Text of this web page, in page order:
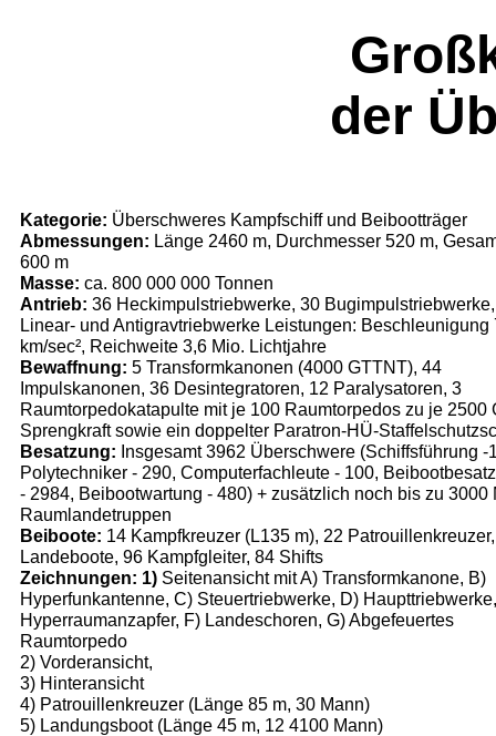
der
Kategorie: Überschweres Kampfschiff und Beiboot­träger
Abmessungen: Länge 2460 m, Durchmesser 520 m,
600 m
Masse: ca. 800 000 000 Tonnen
Antrieb: 36 Heckimpulstriebwerke, 30 Bugimpuls­triebwerke,
Linear- und Antigravtriebwerke Leistungen: Beschleunigung
km/sec², Reich­weite 3,6 Mio. Lichtjahre
Bewaffnung: 5 Transformkanonen (4000 GTTNT), 44
Impulskanonen, 36 Desintegratoren, 12 Paralysatoren, 3
Raumtorpedokatapulte mit je 100 Raumtorpe­dos zu je 2500
Sprengkraft sowie ein doppel­ter Paratron-HÜ-
Besatzung: Insgesamt 3962 Überschwere (Schiffs­führung -
Polytechniker - 290, Computerfach­leute - 100,
- 2984, Beiboot­wartung - 480) + zusätzlich noch bis zu 3000
Raumlandetruppen
Beiboote: 14 Kampfkreuzer (L135 m), 22
Landeboote, 96 Kampfgleiter, 84 Shifts
Zeichnungen: 1) Seitenansicht mit A) Transform­kanone, B)
Hyperfunkantenne, C) Steuertriebwerke, D)
Hyperraumanzapfer, F) Lan­deschoren, G) Abgefeuertes
Raumtorpedo
2) Vorderansicht,
3) Hinteransicht
4) Patrouillenkreuzer (Länge 85 m, 30 Mann)
5) Landungsboot (Länge 45 m, 12 4100 Mann)